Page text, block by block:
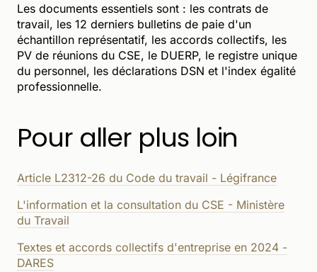
Les documents essentiels sont : les contrats de
travail, les 12 derniers bulletins de paie d'un
échantillon représentatif, les accords collectifs, les
PV de réunions du CSE, le DUERP, le registre unique
du personnel, les déclarations DSN et l'index égalité
professionnelle.
Pour aller plus loin
Article L2312-26 du Code du travail - Légifrance
L'information et la consultation du CSE - Ministère
du Travail
Textes et accords collectifs d'entreprise en 2024 -
DARES